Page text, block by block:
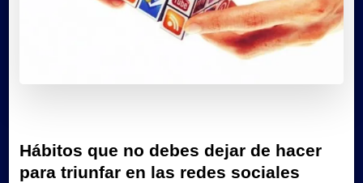
Hábitos que no debes dejar de hacer
para triunfar en las redes sociales